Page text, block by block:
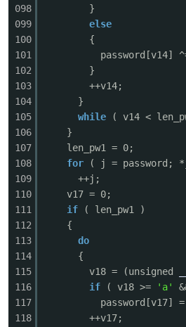
098
099
100
101
102
103
104
105
106
107
108
109
110
111
112
113
114
115
116
117
118
}
else
{
password[v14]
}
++v14;
}
while
( v14 <
len_pw1 = 0;
for
( j = password;
++j;
v17 = 0;
if
( len_pw1 )
{
do
{
v18 = (unsigned
if
( v18 >= 'a'
password[v17]
++v17;